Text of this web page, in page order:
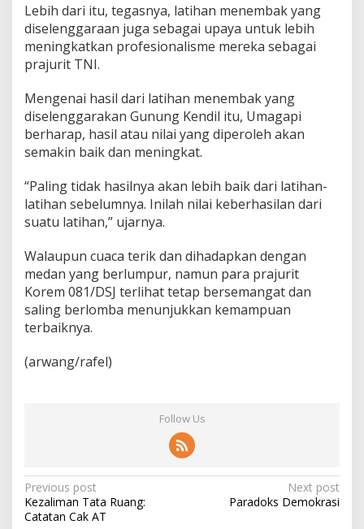
Lebih dari itu, tegasnya, latihan menembak yang
diselenggaraan juga sebagai upaya untuk lebih
meningkatkan profesionalisme mereka sebagai
prajurit TNI.
Mengenai hasil dari latihan menembak yang
diselenggarakan Gunung Kendil itu, Umagapi
berharap, hasil atau nilai yang diperoleh akan
semakin baik dan meningkat.
“Paling tidak hasilnya akan lebih baik dari latihan-
latihan sebelumnya. Inilah nilai keberhasilan dari
suatu latihan,” ujarnya.
Walaupun cuaca terik dan dihadapkan dengan
medan yang berlumpur, namun para prajurit
Korem 081/DSJ terlihat tetap bersemangat dan
saling berlomba menunjukkan kemampuan
terbaiknya.
(arwang/rafel)
Follow Us
P
o
Previous post
Kezaliman Tata Ruang:
Catatan Cak AT
Next post
Paradoks Demokrasi